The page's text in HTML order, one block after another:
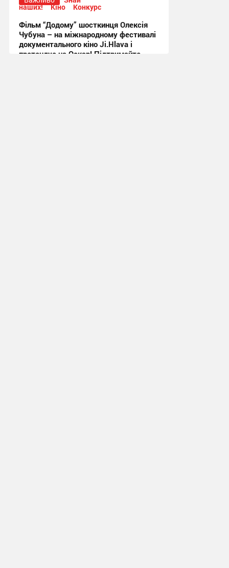
наших! Кіно Конкурс
Фільм “Додому” шосткинця Олексія
Чубуна – на міжнародному фестивалі
документального кіно Ji.Hlava і
претендує на Оскар! Підтримайте